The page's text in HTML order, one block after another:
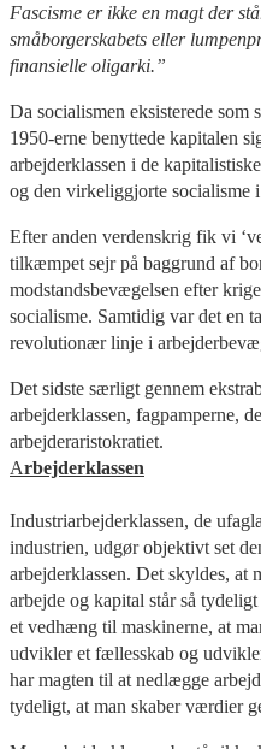
Fascisme er ikke en magt der
småborgerskabets eller
finansielle oligarki.”
Da socialismen eksisterede som
1950-erne benyttede kapitalen
arbejderklassen i de
og den virkeliggjorte socialisme
Efter anden verdenskrig fik vi
tilkæmpet sejr på baggrund af
modstandsbevægelsen efter
socialisme. Samtidig var det en
revolutionær linje i
Det sidste særligt gennem
arbejderklassen, fagpamperne,
arbejderaristokratiet.
Arbejderklassen
Industriarbejderklassen, de
industrien, udgør objektivt set
arbejderklassen. Det skyldes,
arbejde og kapital står så
et vedhæng til maskinerne, at
udvikler et fællesskab og
har magten til at nedlægge
tydeligt, at man skaber værdier